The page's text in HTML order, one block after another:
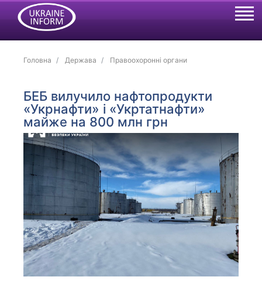
Головна Держава Правоохоронні органи
БЕБ вилучило нафтопродукти
«Укрнафти» і «Укртатнафти»
майже на 800 млн грн